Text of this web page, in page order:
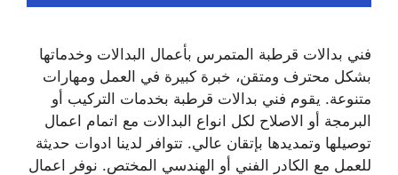
فني بدالات قرطبة المتمرس بأعمال البدالات وخدماتها
بشكل محترف ومتقن، خبرة كبيرة في العمل ومهارات
متنوعة. يقوم فني بدالات قرطبة بخدمات التركيب أو
البرمجة أو الاصلاح لكل انواع البدالات مع اتمام اعمال
توصيلها وتمديدها بإتقان عالي. تتوافر لدينا ادوات حديثة
للعمل مع الكادر الفني أو الهندسي المختص. نوفر اعمال